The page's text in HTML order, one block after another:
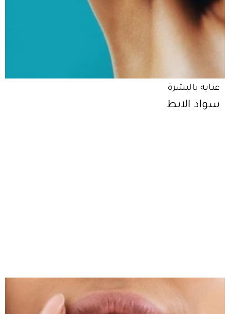
عناية بالبشرة
سواد الابط